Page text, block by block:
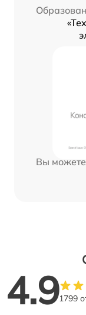
Вы можете
4.91799